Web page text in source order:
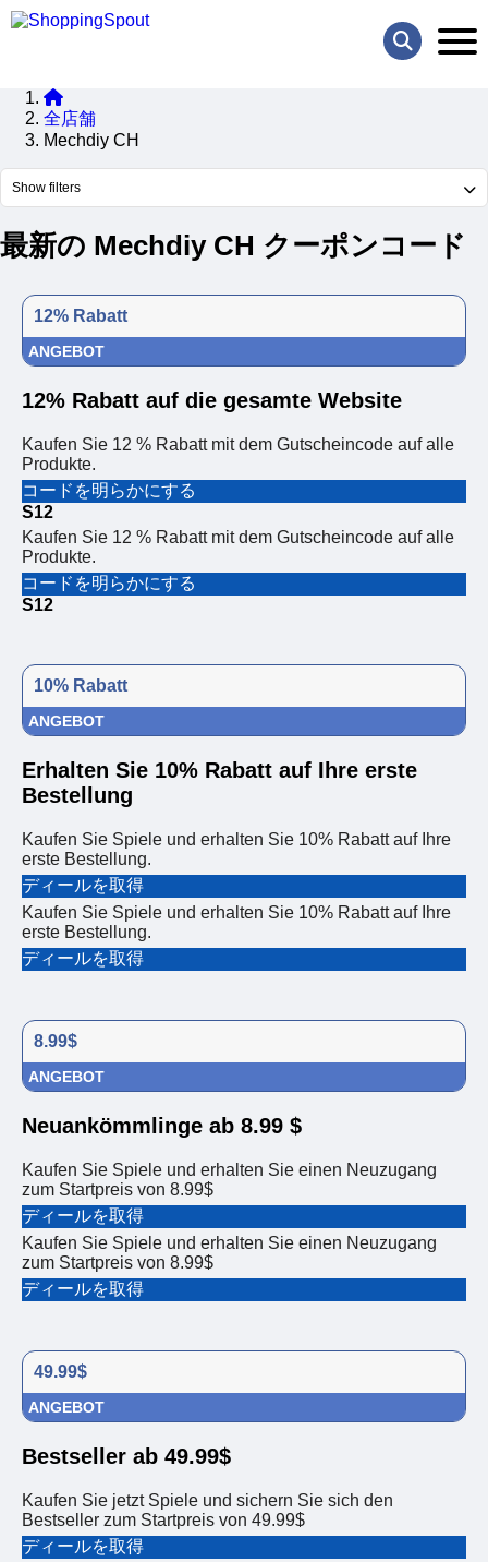
全店舗
Mechdiy CH
Show filters
最新の Mechdiy CH クーポンコード
12% Rabatt
ANGEBOT
12% Rabatt auf die gesamte Website
Kaufen Sie 12 % Rabatt mit dem Gutscheincode auf alle
Produkte.
コードを明らかにする
S12
Kaufen Sie 12 % Rabatt mit dem Gutscheincode auf alle
Produkte.
コードを明らかにする
S12
10% Rabatt
ANGEBOT
Erhalten Sie 10% Rabatt auf Ihre erste
Bestellung
Kaufen Sie Spiele und erhalten Sie 10% Rabatt auf Ihre
erste Bestellung.
ディールを取得
Kaufen Sie Spiele und erhalten Sie 10% Rabatt auf Ihre
erste Bestellung.
ディールを取得
8.99$
ANGEBOT
Neuankömmlinge ab 8.99 $
Kaufen Sie Spiele und erhalten Sie einen Neuzugang
zum Startpreis von 8.99$
ディールを取得
Kaufen Sie Spiele und erhalten Sie einen Neuzugang
zum Startpreis von 8.99$
ディールを取得
49.99$
ANGEBOT
Bestseller ab 49.99$
Kaufen Sie jetzt Spiele und sichern Sie sich den
Bestseller zum Startpreis von 49.99$
ディールを取得